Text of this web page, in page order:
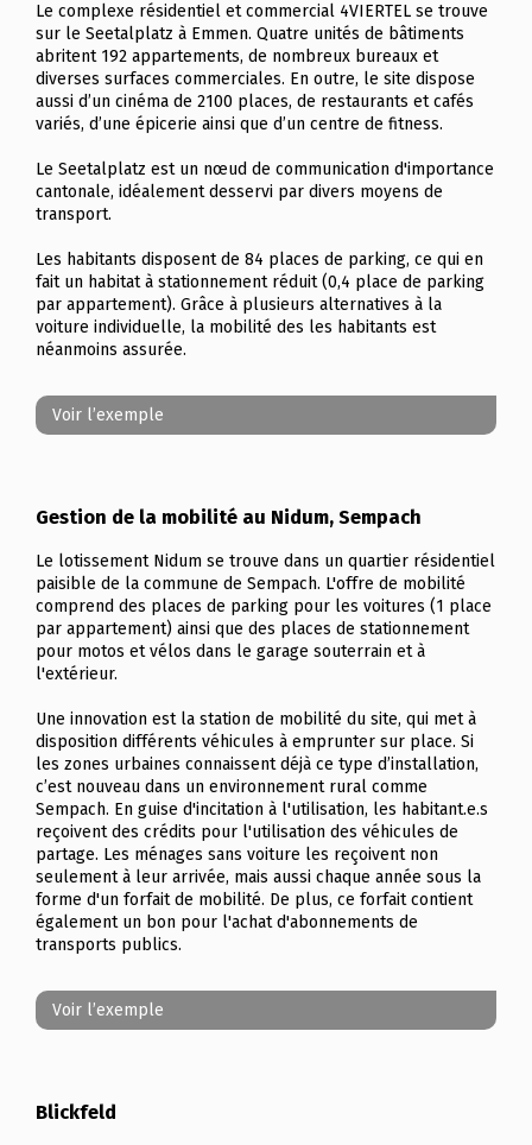
Le complexe résidentiel et commercial 4VIERTEL se trouve
sur le Seetalplatz à Emmen. Quatre unités de bâtiments
abritent 192 appartements, de nombreux bureaux et
diverses surfaces commerciales. En outre, le site dispose
aussi d’un cinéma de 2100 places, de restaurants et cafés
variés, d’une épicerie ainsi que d’un centre de fitness.
Le Seetalplatz est un nœud de communication d'importance
cantonale, idéalement desservi par divers moyens de
transport.
Les habitants disposent de 84 places de parking, ce qui en
fait un habitat à stationnement réduit (0,4 place de parking
par appartement). Grâce à plusieurs alternatives à la
voiture individuelle, la mobilité des les habitants est
néanmoins assurée.
Voir l’exemple
Gestion de la mobilité au Nidum, Sempach
Le lotissement Nidum se trouve dans un quartier résidentiel
paisible de la commune de Sempach. L'offre de mobilité
comprend des places de parking pour les voitures (1 place
par appartement) ainsi que des places de stationnement
pour motos et vélos dans le garage souterrain et à
l'extérieur.
Une innovation est la station de mobilité du site, qui met à
disposition différents véhicules à emprunter sur place. Si
les zones urbaines connaissent déjà ce type d’installation,
c’est nouveau dans un environnement rural comme
Sempach. En guise d'incitation à l'utilisation, les habitant.e.s
reçoivent des crédits pour l'utilisation des véhicules de
partage. Les ménages sans voiture les reçoivent non
seulement à leur arrivée, mais aussi chaque année sous la
forme d'un forfait de mobilité. De plus, ce forfait contient
également un bon pour l'achat d'abonnements de
transports publics.
Voir l’exemple
Blickfeld